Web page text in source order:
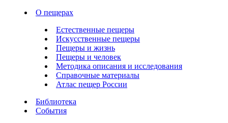
О пещерах
Естественные пещеры
Искусственные пещеры
Пещеры и жизнь
Пещеры и человек
Методика описания и исследования
Справочные материалы
Атлас пещер России
Библиотека
События